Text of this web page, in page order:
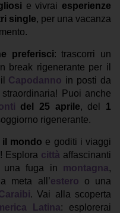
e vivrai esperienze
single, per una vacanza
preferisci: trascorri un
break rigenerante per il
Capodanno in posti da
straordinaria! Puoi anche
del 25 aprile, del 1
rigenerante.
mondo e goditi i viaggi
! Esplora città affascinanti
una fuga in montagna,
meta all’estero o una
. Vai alla scoperta
Latina: esplorerai